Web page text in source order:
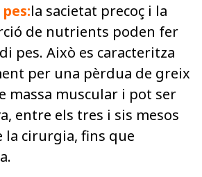
la sacietat precoç i la
de nutrients poden fer
pes. Això es caracteritza
per una pèrdua de greix
massa muscular i pot ser
entre els tres i sis mesos
la cirurgia, fins que